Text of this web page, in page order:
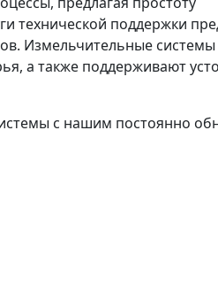
технической поддержки
Измельчительные системы
а также поддерживают
с нашим постоянно